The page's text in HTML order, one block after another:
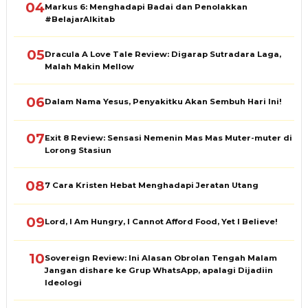
04Markus 6: Menghadapi Badai dan Penolakkan
#BelajarAlkitab
05Dracula A Love Tale Review: Digarap Sutradara Laga,
Malah Makin Mellow
06Dalam Nama Yesus, Penyakitku Akan Sembuh Hari Ini!
07Exit 8 Review: Sensasi Nemenin Mas Mas Muter-muter di
Lorong Stasiun
087 Cara Kristen Hebat Menghadapi Jeratan Utang
09Lord, I Am Hungry, I Cannot Afford Food, Yet I Believe!
10Sovereign Review: Ini Alasan Obrolan Tengah Malam
Jangan dishare ke Grup WhatsApp, apalagi Dijadiin
Ideologi